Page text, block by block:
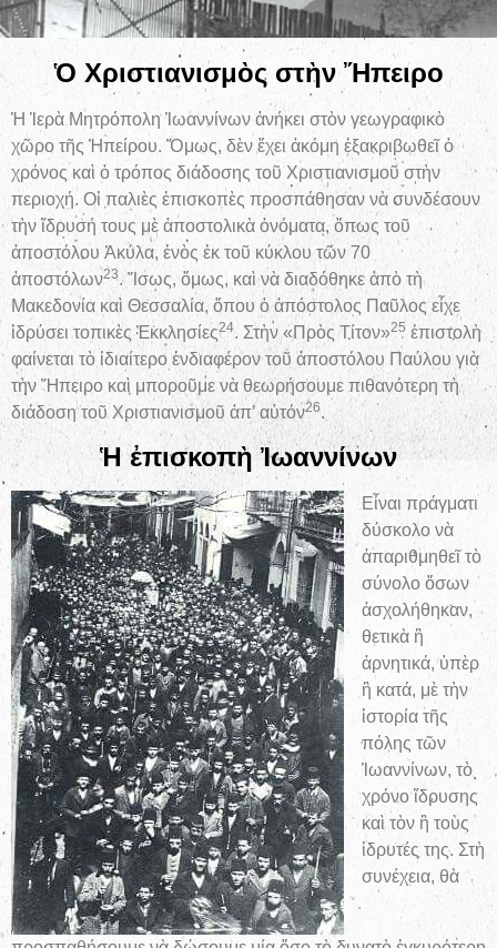
Ὁ Χριστιανισμὸς στὴν Ἤπειρο
Ἡ Ἱερὰ Μητρόπολη Ἰωαννίνων ἀνήκει στὸν γεωγραφικὸ
χῶρο τῆς Ἠπείρου. Ὅμως, δὲν ἔχει ἀκόμη ἐξακριβωθεῖ ὁ
χρόνος καὶ ὁ τρόπος διάδοσης τοῦ Χριστιανισμοῦ στὴν
περιοχή. Οἱ παλιὲς ἐπισκοπὲς προσπάθησαν νὰ συνδέσουν
τὴν ἵδρυσή τους μὲ ἀποστολικὰ ὀνόματα, ὅπως τοῦ
ἀποστόλου Ἀκύλα, ἑνὸς ἐκ τοῦ κύκλου τῶν 70
ἀποστόλων23. Ἴσως, ὅμως, καὶ νὰ διαδόθηκε ἀπὸ τὴ
Μακεδονία καὶ Θεσσαλία, ὅπου ὁ ἀπόστολος Παῦλος εἶχε
ἱδρύσει τοπικὲς Ἐκκλησίες24. Στὴν «Πρὸς Τίτον»25 ἐπιστολὴ
φαίνεται τὸ ἰδιαίτερο ἐνδιαφέρον τοῦ ἀποστόλου Παύλου γιὰ
τὴν Ἤπειρο καὶ μποροῦμε νὰ θεωρήσουμε πιθανότερη τὴ
διάδοση τοῦ Χριστιανισμοῦ ἀπ’ αὐτόν26.
Ἡ ἐπισκοπὴ Ἰωαννίνων
Εἶναι πράγματι
δύσκολο νὰ
ἀπαριθμηθεῖ τὸ
σύνολο ὅσων
ἀσχολήθηκαν,
θετικὰ ἢ
ἀρνητικά, ὑπὲρ
ἢ κατά, μὲ τὴν
ἱστορία τῆς
πόλης τῶν
Ἰωαννίνων, τὸ
χρόνο ἵδρυσης
καὶ τὸν ἢ τοὺς
ἱδρυτές της. Στὴ
συνέχεια, θὰ